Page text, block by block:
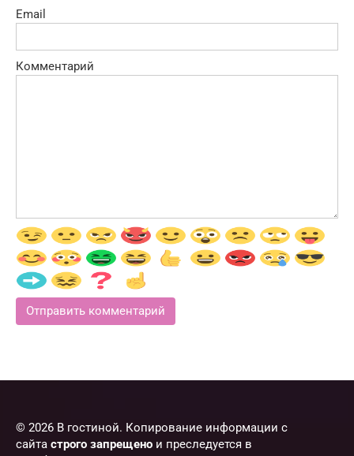
Email
Комментарий
© 2026 В гостиной. Копирование информации с
сайта строго запрещено и преследуется в